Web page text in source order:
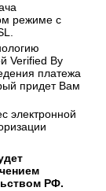
режиме с
Verified By
платежа
придет Вам
электронной
РФ.